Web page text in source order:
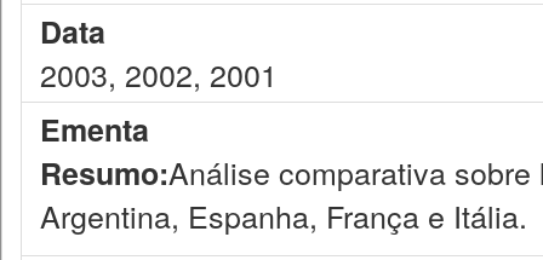
Data
2003, 2002, 2001
Ementa
Resumo:Análise comparativa
Argentina, Espanha, França e Itália.